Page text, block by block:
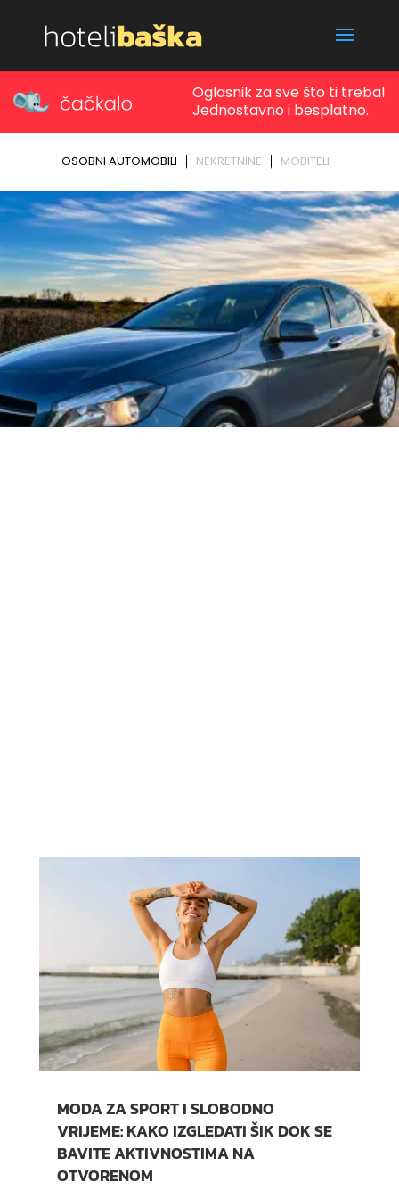
MODA ZA SPORT I SLOBODNO
VRIJEME: KAKO IZGLEDATI ŠIK DOK SE
BAVITE AKTIVNOSTIMA NA
OTVORENOM